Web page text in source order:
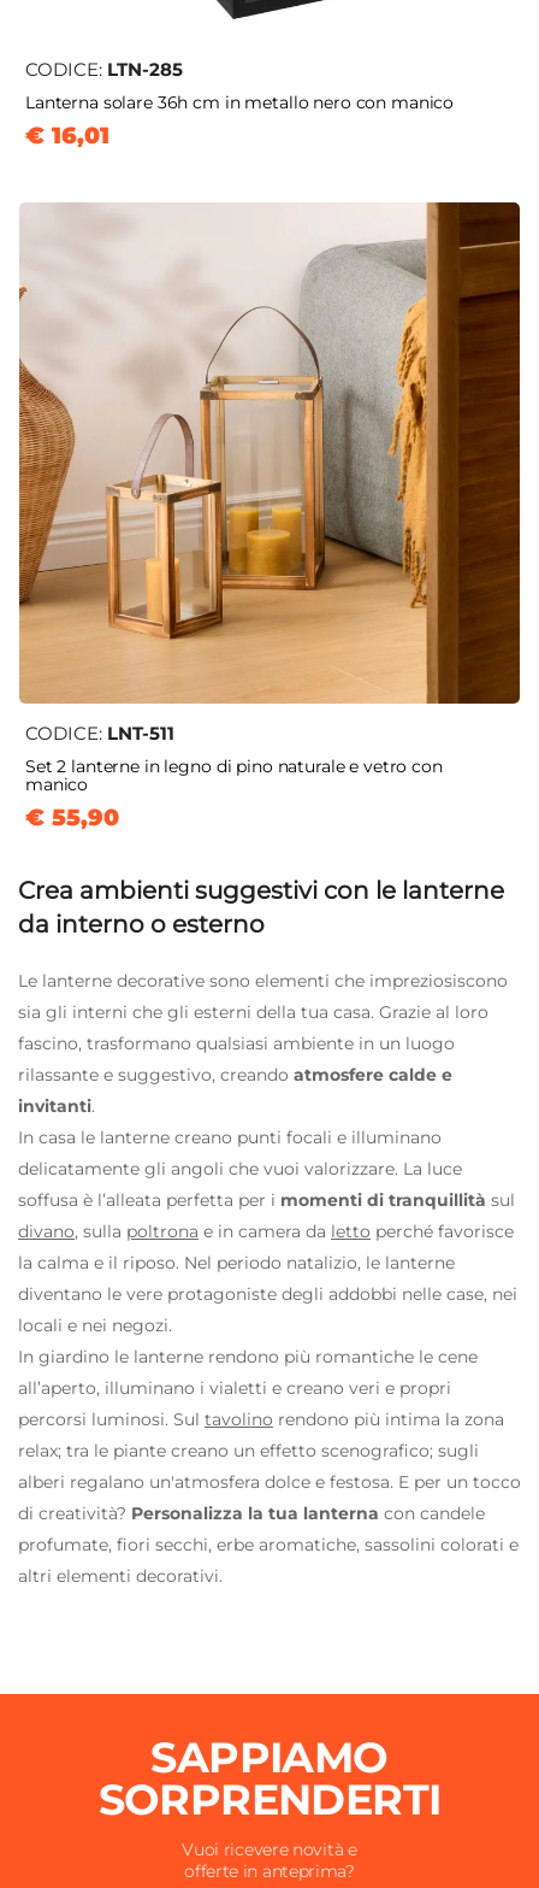
CODICE: LTN-285
Lanterna solare 36h cm in metallo nero con manico
€ 16,01
CODICE: LNT-511
Set 2 lanterne in legno di pino naturale e vetro con
manico
€ 55,90
Crea ambienti suggestivi con le lanterne
da interno o esterno
Le lanterne decorative sono elementi che impreziosiscono
sia gli interni che gli esterni della tua casa. Grazie al loro
fascino, trasformano qualsiasi ambiente in un luogo
rilassante e suggestivo, creando atmosfere calde e
invitanti.
In casa le lanterne creano punti focali e illuminano
delicatamente gli angoli che vuoi valorizzare. La luce
soffusa è l’alleata perfetta per i momenti di tranquillità sul
divano, sulla poltrona e in camera da letto perché favorisce
la calma e il riposo. Nel periodo natalizio, le lanterne
diventano le vere protagoniste degli addobbi nelle case, nei
locali e nei negozi.
In giardino le lanterne rendono più romantiche le cene
all’aperto, illuminano i vialetti e creano veri e propri
percorsi luminosi. Sul tavolino rendono più intima la zona
relax; tra le piante creano un effetto scenografico; sugli
alberi regalano un'atmosfera dolce e festosa. E per un tocco
di creatività? Personalizza la tua lanterna con candele
profumate, fiori secchi, erbe aromatiche, sassolini colorati e
altri elementi decorativi.
SAPPIAMO
SORPRENDERTI
Vuoi ricevere novità e
offerte in anteprima?